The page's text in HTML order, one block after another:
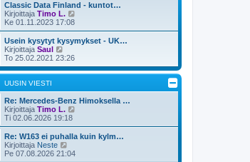
Classic Data Finland - kuntot…
Kirjoittaja Timo L.
y
t
s
n
v
i
Ke 01.11.2023 17:08
Usein kysytyt kysymykset - UK…
Kirjoittaja Saul
ä
y
t
u
u
i
n
v
i
e
To 25.02.2021 23:26
UUSIN VIESTI
Re: Mercedes-Benz Himoksella …
Kirjoittaja Timo L.
y
t
Ti 02.06.2026 19:18
Re: W163 ei puhalla kuin kylm…
Kirjoittaja Neste
ä
Pe 07.08.2026 21:04